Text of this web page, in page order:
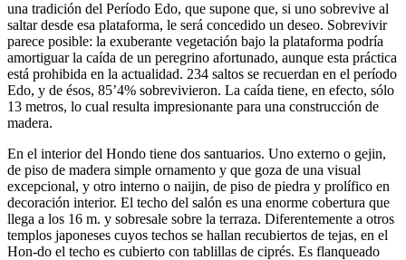
una tradición del Período Edo, que supone que, si uno sobrevive al
saltar desde esa plataforma, le será concedido un deseo. Sobrevivir
parece posible: la exuberante vegetación bajo la plataforma podría
amortiguar la caída de un peregrino afortunado, aunque esta práctica
está prohibida en la actualidad. 234 saltos se recuerdan en el período
Edo, y de ésos, 85’4% sobrevivieron. La caída tiene, en efecto, sólo
13 metros, lo cual resulta impresionante para una construcción de
madera.
En el interior del Hondo tiene dos santuarios. Uno externo o gejin,
de piso de madera simple ornamento y que goza de una visual
excepcional, y otro interno o naijin, de piso de piedra y prolífico en
decoración interior. El techo del salón es una enorme cobertura que
llega a los 16 m. y sobresale sobre la terraza. Diferentemente a otros
templos japoneses cuyos techos se hallan recubiertos de tejas, en el
Hon-do el techo es cubierto con tablillas de ciprés. Es flanqueado